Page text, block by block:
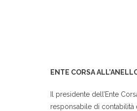
ENTE CORSA
Il presidente dell’Ente
responsabile di contabilità